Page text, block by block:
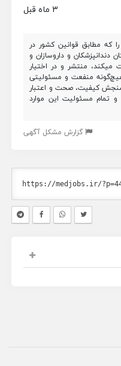
3 ماه قبل
که مطابق قوانین کشور در
دندانپزشکان و داروسازان و
میکند، منتشر و در اختیار
منفعت و مسئولیتی
سنجش کیفیت، صحت و اعتبار
و تمام مسئولیت این موارد
گزارش مشکل آگهی